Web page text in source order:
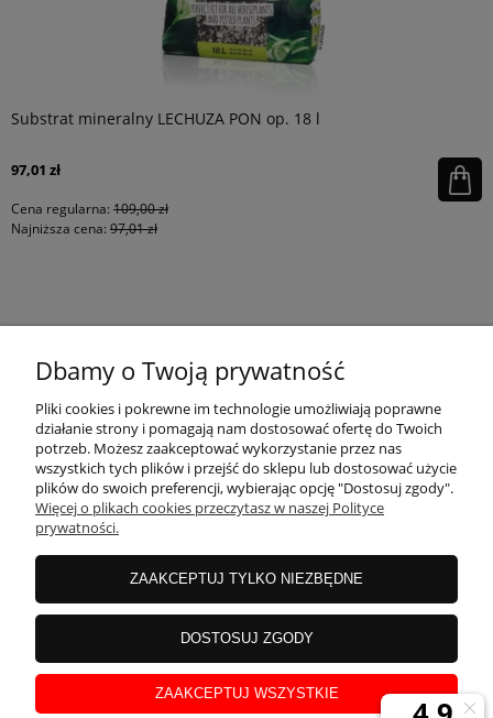
Substrat mineralny LECHUZA PON op. 18 l
97,01 zł
Cena regularna: 109,00 zł
Najniższa cena: 97,01 zł
MOJE KONTO
PŁATNOŚCI I DOSTAWA
INFORMACJE
INSTRUKCJE
O NAS
Dbamy o Twoją prywatność
Pliki cookies i pokrewne im technologie umożliwiają poprawne
działanie strony i pomagają nam dostosować ofertę do Twoich
potrzeb. Możesz zaakceptować wykorzystanie przez nas
wszystkich tych plików i przejść do sklepu lub dostosować użycie
plików do swoich preferencji, wybierając opcję "Dostosuj zgody".
Więcej o plikach cookies przeczytasz w naszej Polityce
prywatności.
ZAAKCEPTUJ TYLKO NIEZBĘDNE
DOSTOSUJ ZGODY
ZAAKCEPTUJ WSZYSTKIE